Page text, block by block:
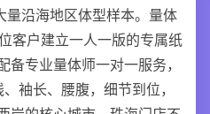
量沿海地区体型样本。量体
客户建立一人一版的专属纸
备专业量体师一对一服务，
袖长、腰腹，细节到位，